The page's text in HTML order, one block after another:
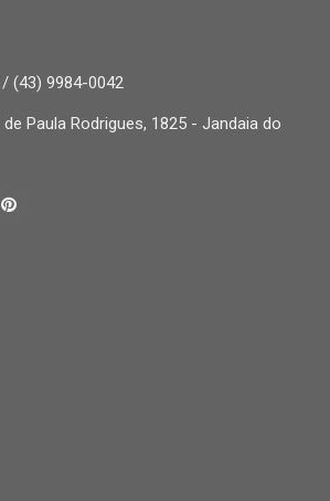
(43) 9984-0042
Paula Rodrigues, 1825 - Jandaia do